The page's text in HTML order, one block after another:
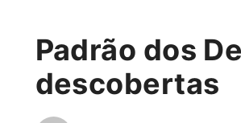
Padrão dos
descobertas